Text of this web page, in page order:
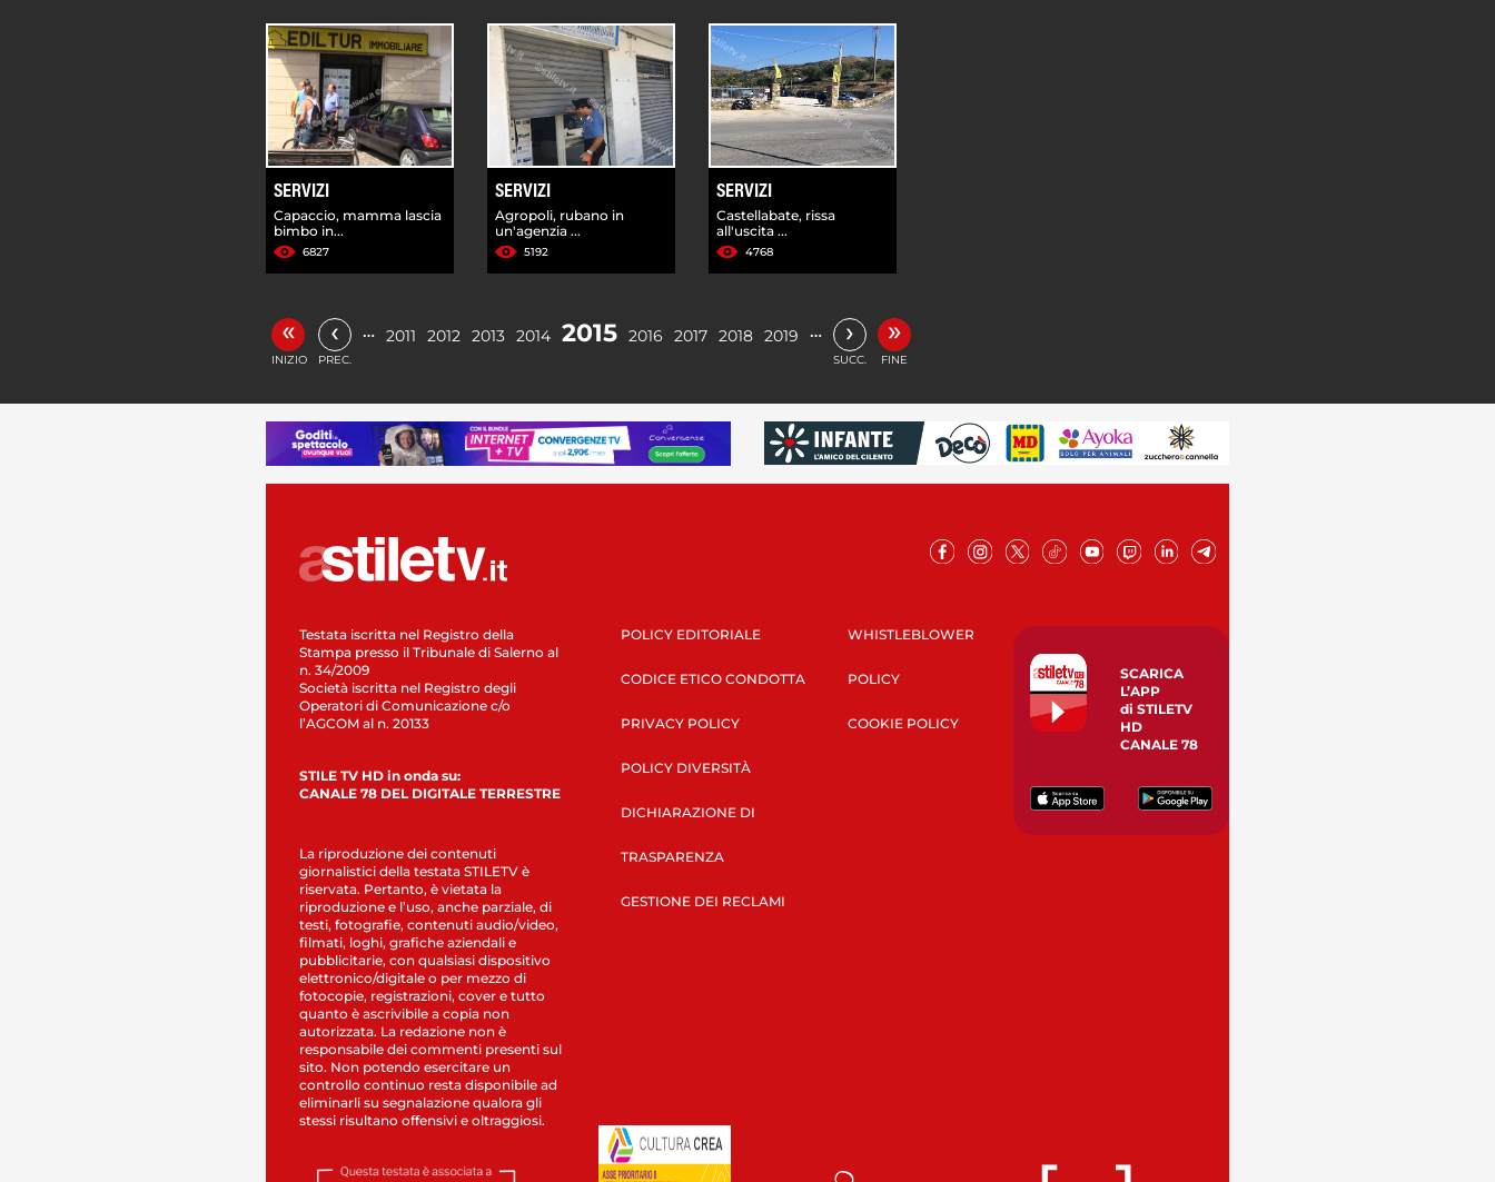
SERVIZI
Capaccio, mamma lascia
bimbo in...
6827
SERVIZI
Agropoli, rubano in
un'agenzia ...
5192
SERVIZI
Castellabate, rissa
all'uscita ...
4768
«
INIZIO
‹
PREC.
… 2011 2012 2013 2014 2015 2016 2017 2018 2019 … ›
SUCC.
»
FINE
Testata iscritta nel Registro della
Stampa presso il Tribunale di Salerno al
n. 34/2009
Società iscritta nel Registro degli
Operatori di Comunicazione c/o
l’AGCOM al n. 20133
STILE TV HD in onda su:
CANALE 78 DEL DIGITALE TERRESTRE
La riproduzione dei contenuti
giornalistici della testata STILETV è
riservata. Pertanto, è vietata la
riproduzione e l’uso, anche parziale, di
testi, fotografie, contenuti audio/video,
filmati, loghi, grafiche aziendali e
pubblicitarie, con qualsiasi dispositivo
elettronico/digitale o per mezzo di
fotocopie, registrazioni, cover e tutto
quanto è ascrivibile a copia non
autorizzata. La redazione non è
responsabile dei commenti presenti sul
sito. Non potendo esercitare un
controllo continuo resta disponibile ad
eliminarli su segnalazione qualora gli
stessi risultano offensivi e oltraggiosi.
POLICY EDITORIALE
CODICE ETICO CONDOTTA
PRIVACY POLICY
POLICY DIVERSITÀ
DICHIARAZIONE DI
TRASPARENZA
GESTIONE DEI RECLAMI
WHISTLEBLOWER
POLICY
COOKIE POLICY
SCARICA
L’APP
di STILETV
HD
CANALE 78